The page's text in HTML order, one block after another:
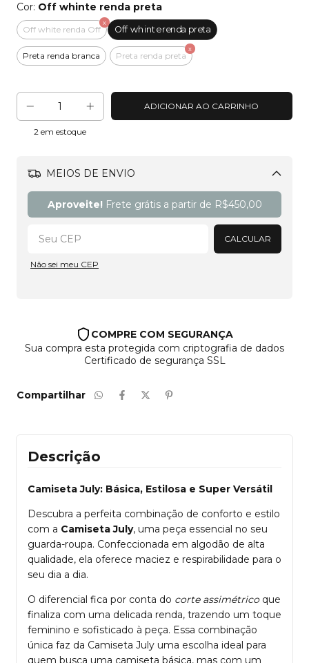
Cor: Off whinte renda preta
Off white renda Off Off whinte renda preta
Preta renda branca Preta renda preta
2 em estoque
MEIOS DE ENVIO
Alterar CEP
Aproveite! Frete grátis a partir de R$450,00
CALCULAR
Não sei meu CEP
COMPRE COM SEGURANÇA
Sua compra esta protegida com criptografia de dados
Certificado de segurança SSL
Compartilhar
Descrição
Camiseta July: Básica, Estilosa e Super Versátil
Descubra a perfeita combinação de conforto e estilo
com a Camiseta July, uma peça essencial no seu
guarda-roupa. Confeccionada em algodão de alta
qualidade, ela oferece maciez e respirabilidade para o
seu dia a dia.
O diferencial fica por conta do corte assimétricoque
finaliza com uma delicada renda, trazendo um toque
feminino e sofisticado à peça. Essa combinação
única faz da Camiseta July uma escolha ideal para
quem busca uma camiseta básica, mas com um